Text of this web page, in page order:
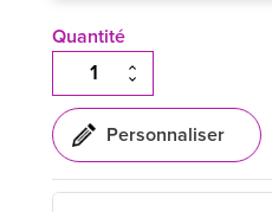
Quantité